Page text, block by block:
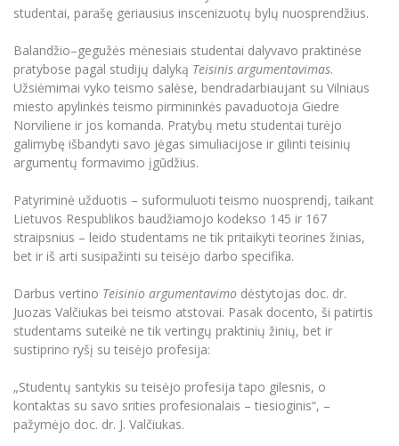
Universiteto teatras
MRU pop vokalinis ansamblis (vadovas Artūras
Novikas)
MRU merginų choras
Neformaliuoju ir (ar) savišvietos būdu įgytų
kompetencijų vertinimas ir pripažinimas
Studijų organizavimas
Erasmus+ mobilumas praktikoms (SMP)
Kitos galimybės
Partnerystės
Azijos centras
Vilniaus Karaliaus Sedžiongo institutas
Frankofoniškų šalių studijų centras
Emocinė gerovė
Mokslo laboratorijos
Žmogaus, aplinkos ir technologijų (HET)
Doktorantūra
Projektai
Akademinė leidyba
Mokymų LAB
Mokslo naujienos
Akademinė etika
Darbas MRU
Universiteto simbolika
Atributika
Naujienos
Tarptautiškumas
Studentams
Darbuotojams
Partnerystės
Azijos centras
Darbuotojams
Partnerystės
Azijos centras
Vilniaus Karaliaus Sedžiongo institutas
Darnus vystymasis
Privatumo politika
Negalia ir individualieji poreikiai
Viešai skelbiama informacija
Parama Ukrainai
Bakalauro studijos
Magistrantūros studijos
Vadovų MBA
Švietimo ir kultūros vadovų MPA
Teisės LL.M.
Pedagogų rengimas
Doktorantūros studijos
Profesinės bakalauro studijos
Personalo valdymo centras
Privačių interesų deklaravimas
Informacija naujiems darbuotojams
Studijų Moodle (studijų vykdymui)
Studijų tvarkaraštis
Informacinė sistema "Studijos"
studentai, parašę geriausius inscenizuotų bylų nuosprendžius.
Balandžio–gegužės mėnesiais studentai dalyvavo praktinėse
pratybose pagal studijų dalyką Teisinis argumentavimas.
Užsiėmimai vyko teismo salėse, bendradarbiaujant su Vilniaus
miesto apylinkės teismo pirmininkės pavaduotoja Giedre
Norviliene ir jos komanda. Pratybų metu studentai turėjo
galimybę išbandyti savo jėgas simuliacijose ir gilinti teisinių
argumentų formavimo įgūdžius.
Patyriminė užduotis – suformuluoti teismo nuosprendį, taikant
Lietuvos Respublikos baudžiamojo kodekso 145 ir 167
straipsnius – leido studentams ne tik pritaikyti teorines žinias,
bet ir iš arti susipažinti su teisėjo darbo specifika.
Darbus vertino Teisinio argumentavimo dėstytojas doc. dr.
Juozas Valčiukas bei teismo atstovai. Pasak docento, ši patirtis
studentams suteikė ne tik vertingų praktinių žinių, bet ir
sustiprino ryšį su teisėjo profesija:
„Studentų santykis su teisėjo profesija tapo gilesnis, o
kontaktas su savo srities profesionalais – tiesioginis“, –
pažymėjo doc. dr. J. Valčiukas.